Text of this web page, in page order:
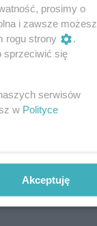
prosimy o
i zawsze możesz
rogu strony
sprzeciwić się
serwisów
w Polityce
Akceptuję